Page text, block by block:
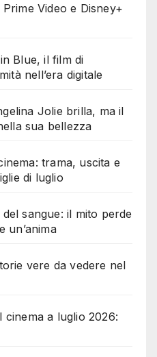
Video e Disney+
Blue, il film di
nell’era digitale
Jolie brilla, ma il
sua bellezza
trama, uscita e
di luglio
sangue: il mito perde
un’anima
vere da vedere nel
cinema a luglio 2026: